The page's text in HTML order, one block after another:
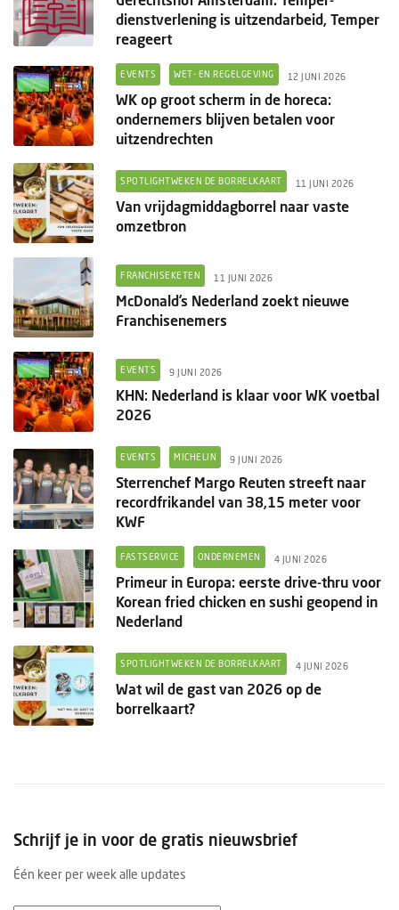
dienstverlening is uitzendarbeid, Temper
reageert
EVENTS WET- EN REGELGEVING 12 JUNI 2026
WK op groot scherm in de horeca:
ondernemers blijven betalen voor
uitzendrechten
SPOTLIGHTWEKEN DE BORRELKAART 11 JUNI 2026
Van vrijdagmiddagborrel naar vaste
omzetbron
FRANCHISEKETEN 11 JUNI 2026
McDonald’s Nederland zoekt nieuwe
Franchisenemers
EVENTS 9 JUNI 2026
KHN: Nederland is klaar voor WK voetbal
2026
EVENTS MICHELIN 9 JUNI 2026
Sterrenchef Margo Reuten streeft naar
recordfrikandel van 38,15 meter voor
KWF
FASTSERVICE ONDERNEMEN 4 JUNI 2026
Primeur in Europa: eerste drive-thru voor
Korean fried chicken en sushi geopend in
Nederland
SPOTLIGHTWEKEN DE BORRELKAART 4 JUNI 2026
Wat wil de gast van 2026 op de
borrelkaart?
Schrijf je in voor de gratis nieuwsbrief
Één keer per week alle updates